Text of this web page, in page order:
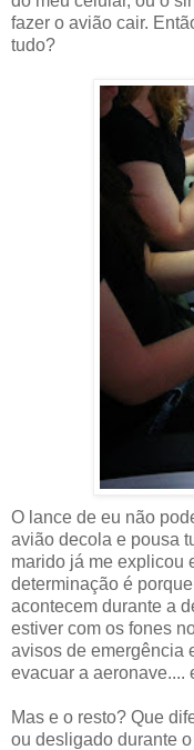
fazer o avião cair.
tudo?
O lance de eu não
avião decola e pousa
marido já me explicou
determinação é
acontecem durante a
estiver com os fones
avisos de emergência
evacuar a aeronave....
Mas e o resto? Que
ou desligado durante